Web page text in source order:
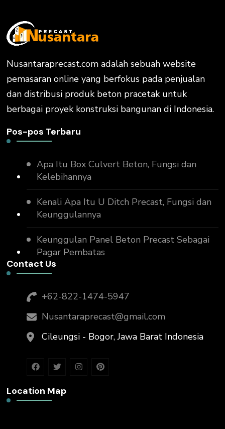
Nusantaraprecast.com adalah sebuah website
pemasaran online yang berfokus pada penjualan
dan distribusi produk beton pracetak untuk
berbagai proyek konstruksi bangunan di Indonesia.
Pos-pos Terbaru
Apa Itu Box Culvert Beton, Fungsi dan
Kelebihannya
Kenali Apa Itu U Ditch Precast, Fungsi dan
Keunggulannya
Keunggulan Panel Beton Precast Sebagai
Pagar Pembatas
Contact Us
+62-822-1474-5947
Nusantaraprecast@gmail.com
Cileungsi - Bogor, Jawa Barat Indonesia
Location Map